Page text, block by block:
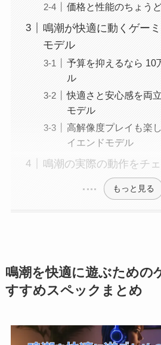
価格と性能のちょう
鳴潮が快適に動くゲー
モデル
予算を抑えるなら 10
ル
快適さと安心感を両
モデル
高解像度プレイも楽
イエンドモデル
鳴潮の実際の動作をチ
もっと見る
鳴潮を快適に遊ぶための
すすめスペックまとめ